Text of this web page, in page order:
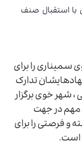
استقبال صنف
سمیناری را برای
تدارک
غربی ، شهر خوی برگزار
مهم در جهت
و فرصتی را برای
است.